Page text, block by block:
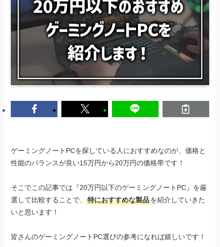
ゲーミングノートPCを探している人におすすめなのが、価格と
性能のバランスが良い15万円から20万円の価格帯です！
そこでこの記事では『20万円以下のゲーミングノートPC』を厳
選して比較することで、特におすすめな製品を紹介していきた
いと思います！
皆さんのゲーミングノートPC選びの参考になれば嬉しいです！